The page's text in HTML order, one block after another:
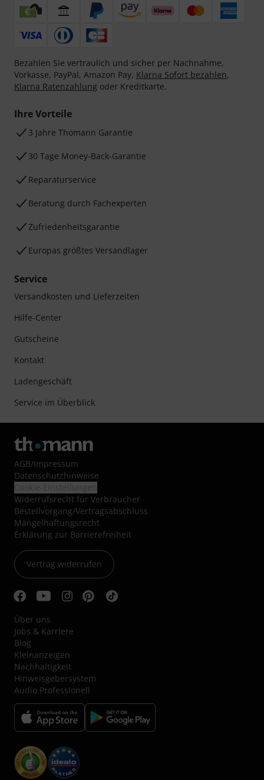
Bezahlen Sie vertraulich und sicher per Nachnahme,
Vorkasse, PayPal, Amazon Pay, Klarna Sofort bezahlen,
Klarna Ratenzahlung oder Kreditkarte.
Ihre Vorteile
3 Jahre Thomann Garantie
30 Tage Money-Back-Garantie
Reparaturservice
Beratung durch Fachexperten
Zufriedenheitsgarantie
Europas größtes Versandlager
Service
Versandkosten und Lieferzeiten
Hilfe-Center
Gutscheine
Kontakt
Ladengeschäft
Service im Überblick
AGB/Impressum
Datenschutzhinweise
Widerrufsrecht für Verbraucher
Bestellvorgang/Vertragsabschluss
Mängelhaftungsrecht
Erklärung zur Barrierefreiheit
Vertrag widerrufen
Über uns
Jobs & Karriere
Blog
Kleinanzeigen
Nachhaltigkeit
Hinweisgebersystem
Audio Professionell